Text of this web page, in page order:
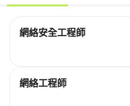
網絡安全工程師
網絡工程師